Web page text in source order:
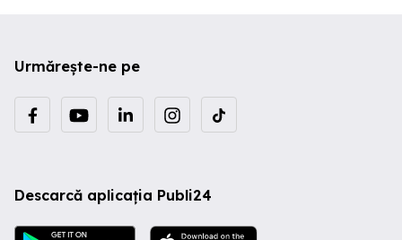
Urmărește-ne pe
Descarcă aplicația Publi24